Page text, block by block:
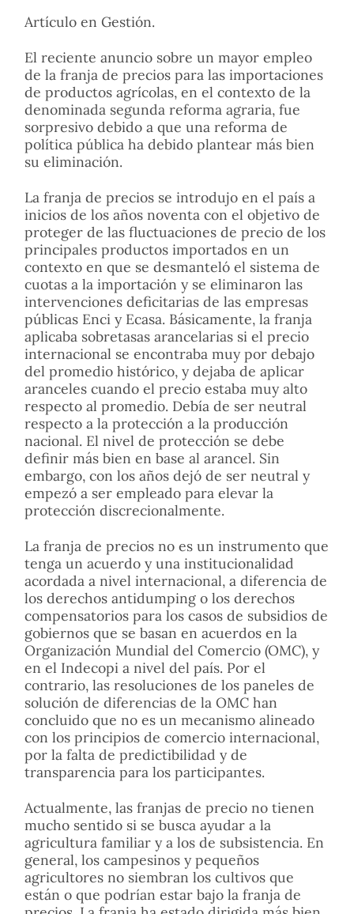
Artículo en Gestión.
El reciente anuncio sobre un mayor empleo
de la franja de precios para las importaciones
de productos agrícolas, en el contexto de la
denominada segunda reforma agraria, fue
sorpresivo debido a que una reforma de
política pública ha debido plantear más bien
su eliminación.
La franja de precios se introdujo en el país a
inicios de los años noventa con el objetivo de
proteger de las fluctuaciones de precio de los
principales productos importados en un
contexto en que se desmanteló el sistema de
cuotas a la importación y se eliminaron las
intervenciones deficitarias de las empresas
públicas Enci y Ecasa. Básicamente, la franja
aplicaba sobretasas arancelarias si el precio
internacional se encontraba muy por debajo
del promedio histórico, y dejaba de aplicar
aranceles cuando el precio estaba muy alto
respecto al promedio. Debía de ser neutral
respecto a la protección a la producción
nacional. El nivel de protección se debe
definir más bien en base al arancel. Sin
embargo, con los años dejó de ser neutral y
empezó a ser empleado para elevar la
protección discrecionalmente.
La franja de precios no es un instrumento que
tenga un acuerdo y una institucionalidad
acordada a nivel internacional, a diferencia de
los derechos antidumping o los derechos
compensatorios para los casos de subsidios de
gobiernos que se basan en acuerdos en la
Organización Mundial del Comercio (OMC), y
en el Indecopi a nivel del país. Por el
contrario, las resoluciones de los paneles de
solución de diferencias de la OMC han
concluido que no es un mecanismo alineado
con los principios de comercio internacional,
por la falta de predictibilidad y de
transparencia para los participantes.
Actualmente, las franjas de precio no tienen
mucho sentido si se busca ayudar a la
agricultura familiar y a los de subsistencia. En
general, los campesinos y pequeños
agricultores no siembran los cultivos que
están o que podrían estar bajo la franja de